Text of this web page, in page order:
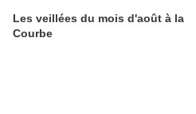
Les veillées du mois d'août à la
Courbe